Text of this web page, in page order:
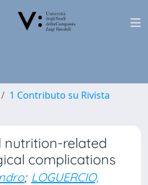
1 Contributo su Rivista
nutrition-related
complications
; LOGUERCIO,